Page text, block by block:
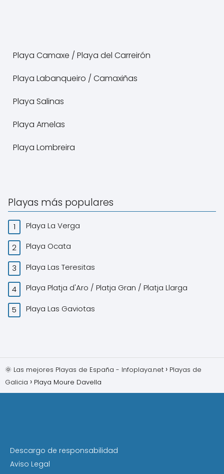
Playa Camaxe / Playa del Carreirón
Playa Labanqueiro / Camaxiñas
Playa Salinas
Playa Arnelas
Playa Lombreira
Playas más populares
Playa La Verga
Playa Ocata
Playa Las Teresitas
Playa Platja d'Aro / Platja Gran / Platja Llarga
Playa Las Gaviotas
🌞 Las mejores Playas de España - Infoplaya.net
Playas de
Galicia
Playa Moure Davella
Descargo de responsabilidad
Aviso Legal